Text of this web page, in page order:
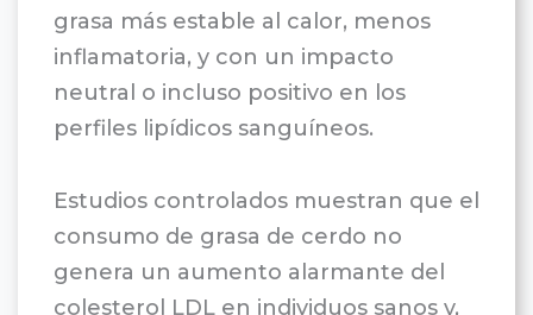
grasa más estable al calor, menos
inflamatoria, y con un impacto
neutral o incluso positivo en los
perfiles lipídicos sanguíneos.
Estudios controlados muestran que el
consumo de grasa de cerdo no
genera un aumento alarmante del
colesterol LDL en individuos sanos y,